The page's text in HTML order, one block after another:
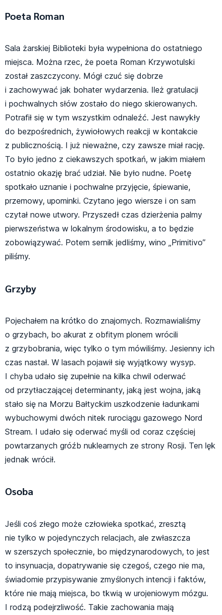
Poeta Roman
Sala żarskiej Biblioteki była wypełniona do ostatniego
miejsca. Można rzec, że poeta Roman Krzywotulski
został zaszczycony. Mógł czuć się dobrze
i zachowywać jak bohater wydarzenia. Ileż gratulacji
i pochwalnych słów zostało do niego skierowanych.
Potrafił się w tym wszystkim odnaleźć. Jest nawykły
do bezpośrednich, żywiołowych reakcji w kontakcie
z publicznością. I już nieważne, czy zawsze miał rację.
To było jedno z ciekawszych spotkań, w jakim miałem
ostatnio okazję brać udział. Nie było nudne. Poetę
spotkało uznanie i pochwalne przyjęcie, śpiewanie,
przemowy, upominki. Czytano jego wiersze i on sam
czytał nowe utwory. Przyszedł czas dzierżenia palmy
pierwszeństwa w lokalnym środowisku, a to będzie
zobowiązywać. Potem sernik jedliśmy, wino „Primitivo”
piliśmy.
Grzyby
Pojechałem na krótko do znajomych. Rozmawialiśmy
o grzybach, bo akurat z obfitym plonem wrócili
z grzybobrania, więc tylko o tym mówiliśmy. Jesienny ich
czas nastał. W lasach pojawił się wyjątkowy wysyp.
I chyba udało się zupełnie na kilka chwil oderwać
od przytłaczającej determinanty, jaką jest wojna, jaką
stało się na Morzu Bałtyckim uszkodzenie ładunkami
wybuchowymi dwóch nitek rurociągu gazowego Nord
Stream. I udało się oderwać myśli od coraz częściej
powtarzanych gróźb nuklearnych ze strony Rosji. Ten lęk
jednak wrócił.
Osoba
Jeśli coś złego może człowieka spotkać, zresztą
nie tylko w pojedynczych relacjach, ale zwłaszcza
w szerszych społecznie, bo międzynarodowych, to jest
to insynuacja, dopatrywanie się czegoś, czego nie ma,
świadomie przypisywanie zmyślonych intencji i faktów,
które nie mają miejsca, bo tkwią w urojeniowym mózgu.
I rodzą podejrzliwość. Takie zachowania mają